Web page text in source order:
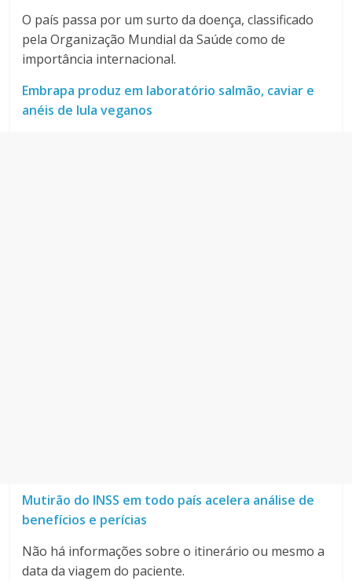
O país passa por um surto da doença, classificado
pela Organização Mundial da Saúde como de
importância internacional.
Embrapa produz em laboratório salmão, caviar e
anéis de lula veganos
Mutirão do INSS em todo país acelera análise de
benefícios e perícias
Não há informações sobre o itinerário ou mesmo a
data da viagem do paciente.